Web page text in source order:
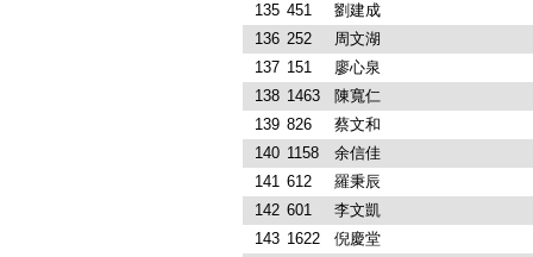
135 451
劉建成
136 252
周文湖
137 151
廖心泉
138 1463
陳寬仁
139 826
蔡文和
140 1158
余信佳
141 612
羅秉辰
142 601
李文凱
143 1622
倪慶堂